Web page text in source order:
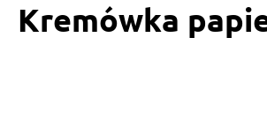
Kremówka